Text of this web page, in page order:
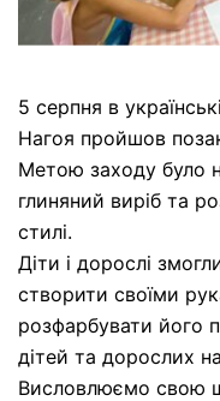
5 серпня в
Нагоя пройшов
Метою заходу було
глиняний виріб та
стилі.
Діти і дорослі
створити своїми
розфарбувати його
дітей та дорослих
Висловлюємо свою